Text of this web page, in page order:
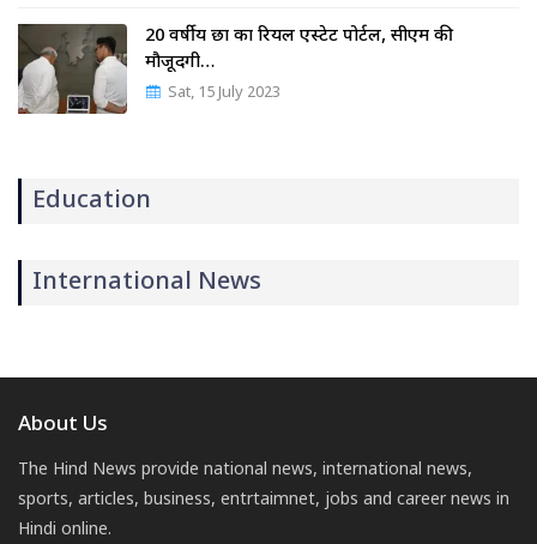
20 वर्षीय छात्र का रियल एस्टेट पोर्टल, सीएम की
मौजूदगी…
Sat, 15 July 2023
Education
International News
About Us
The Hind News provide national news, international news,
sports, articles, business, entrtaimnet, jobs and career news in
Hindi online.